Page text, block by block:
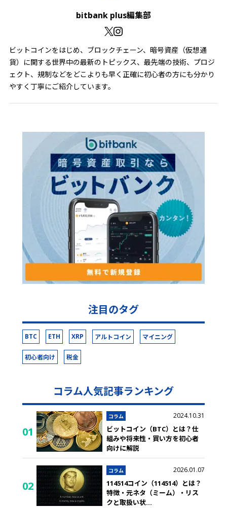
bitbank plus編集部
ビットコインをはじめ、ブロックチェーン、暗号資産（仮想通
貨）に関する世界中の最新のトピックス、最先端の技術、プロジ
ェクト、規制などをどこよりも早く正確に初心者の方にも分かり
やすく丁寧にご紹介しています。
注目のタグ
BTC ETH XRP アルトコイン マイニング
初心者向け 税金
コラム人気記事ランキング
01
コラム 2024.10.31
ビットコイン（BTC）とは？仕
組みや将来性・買い方を初心者
向けに解説
02
コラム 2026.01.07
114514コイン（114514）とは？
特徴・元ネタ（ミーム）・リス
クと取扱い状...